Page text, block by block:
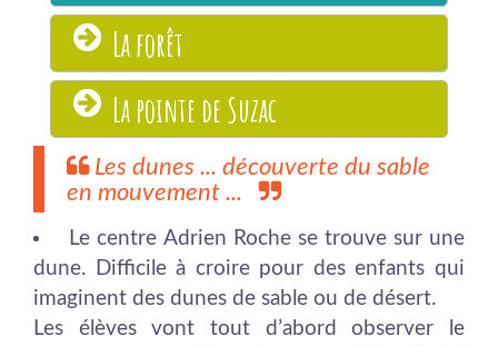
La forêt
La pointe de Suzac
Les dunes ... découverte du sable
en mouvement ...
Le centre Adrien Roche se trouve sur une
dune. Difficile à croire pour des enfants qui
imaginent des dunes de sable ou de désert.
Les élèves vont tout d’abord observer le